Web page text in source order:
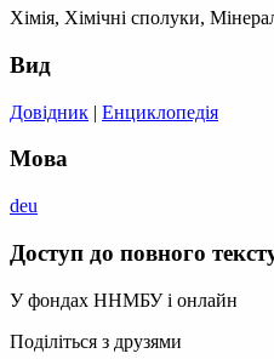
Хімія, Хімічні сполуки,
Вид
Довідник | Енциклопедія
Мова
deu
Доступ до повного
У фондах ННМБУ і онлайн
Поділіться з друзями